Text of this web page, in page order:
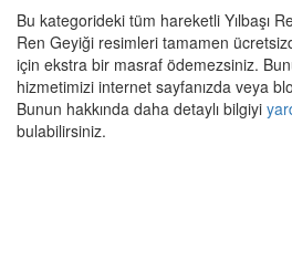
Bu kategorideki tüm hareketli Yılbaşı
Ren Geyiği resimleri tamamen
için ekstra bir masraf ödemezsiniz.
hizmetimizi internet sayfanızda veya
Bunun hakkında daha detaylı bilgiyi
bulabilirsiniz.